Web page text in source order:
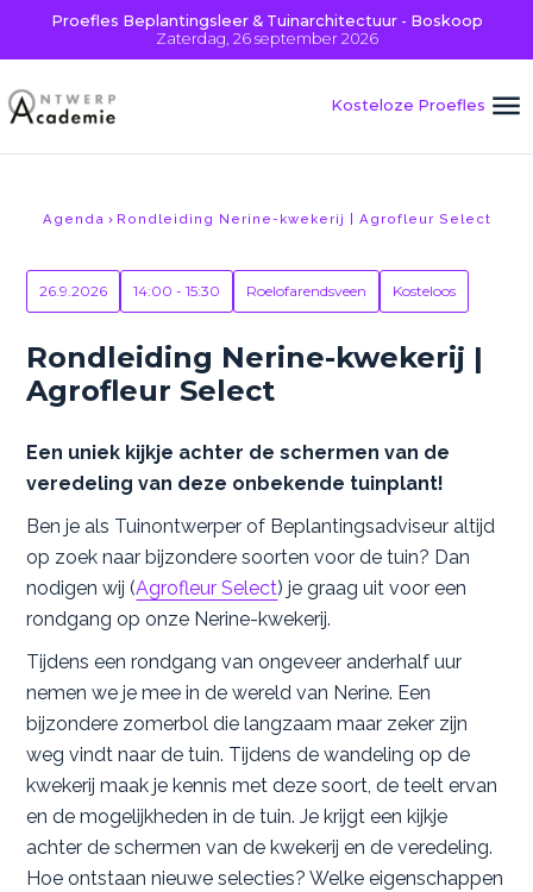
Proefles Beplantingsleer & Tuinarchitectuur - Boskoop
Zaterdag, 26 september 2026
Kosteloze Proefles
Agenda Rondleiding Nerine-kwekerij | Agrofleur Select
26.9.2026 14:00 - 15:30 Roelofarendsveen Kosteloos
Rondleiding Nerine-kwekerij |
Agrofleur Select
Een uniek kijkje achter de schermen van de
veredeling van deze onbekende tuinplant!
Ben je als Tuinontwerper of Beplantingsadviseur altijd
op zoek naar bijzondere soorten voor de tuin? Dan
nodigen wij (Agrofleur Select) je graag uit voor een
rondgang op onze Nerine-kwekerij.
Tijdens een rondgang van ongeveer anderhalf uur
nemen we je mee in de wereld van Nerine. Een
bijzondere zomerbol die langzaam maar zeker zijn
weg vindt naar de tuin. Tijdens de wandeling op de
kwekerij maak je kennis met deze soort, de teelt ervan
en de mogelijkheden in de tuin. Je krijgt een kijkje
achter de schermen van de kwekerij en de veredeling.
Hoe ontstaan nieuwe selecties? Welke eigenschappen